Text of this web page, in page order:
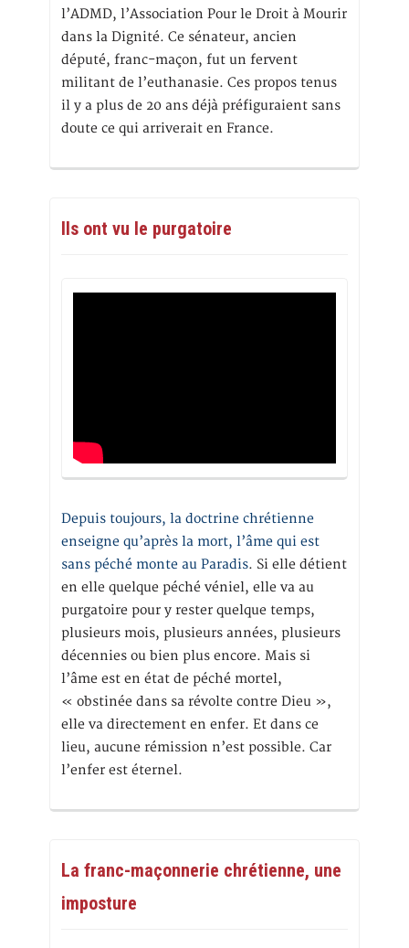
l’ADMD, l’Association Pour le Droit à Mourir
dans la Dignité. Ce sénateur, ancien
député, franc-maçon, fut un fervent
militant de l’euthanasie. Ces propos tenus
il y a plus de 20 ans déjà préfiguraient sans
doute ce qui arriverait en France.
Ils ont vu le purgatoire
Depuis toujours, la doctrine chrétienne
enseigne qu’après la mort, l’âme qui est
sans péché monte au Paradis. Si elle détient
en elle quelque péché véniel, elle va au
purgatoire pour y rester quelque temps,
plusieurs mois, plusieurs années, plusieurs
décennies ou bien plus encore. Mais si
l’âme est en état de péché mortel,
« obstinée dans sa révolte contre Dieu »,
elle va directement en enfer. Et dans ce
lieu, aucune rémission n’est possible. Car
l’enfer est éternel.
La franc-maçonnerie chrétienne, une
imposture